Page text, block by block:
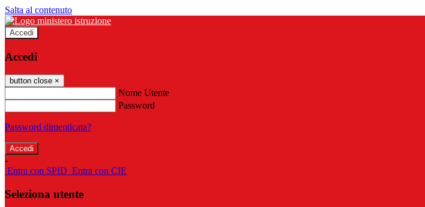
Salta al contenuto
Accedi
Accedi
button close ×
Nome Utente
Password
Password dimenticata?
-
Entra con SPID Entra con CIE
Seleziona utente